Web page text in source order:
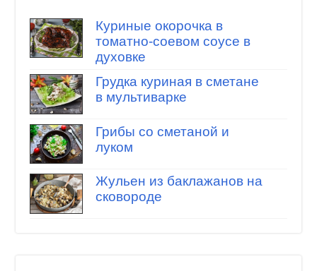
Куриные окорочка в
томатно-соевом соусе в
духовке
Грудка куриная в сметане
в мультиварке
Грибы со сметаной и
луком
Жульен из баклажанов на
сковороде